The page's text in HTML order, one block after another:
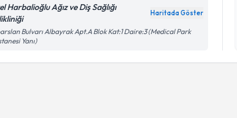
Harbalioğlu Ağız ve Diş Sağlığı
Haritada Göster
Bulvarı Albayrak Apt.A Blok Kat:1 Daire:3 (Medical Park
Yanı)